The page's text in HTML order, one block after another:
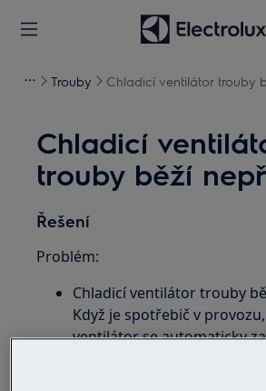
Trouby Chladicí ventilátor trouby
Chladicí
trouby běží
Řešení
Problém:
Chladicí ventilátor trouby
Když je spotřebič v
ventilátor se automaticky
udržoval povrch